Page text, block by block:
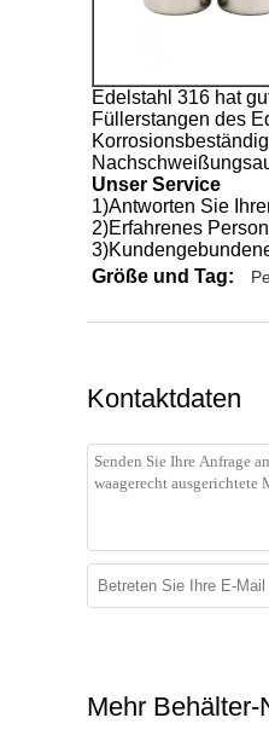
Edelstahl 316 hat
Füllerstangen des
Unser Service
1)Antworten Sie
2)Erfahrenes
Größe und Tag:
Kontaktdaten
Mehr